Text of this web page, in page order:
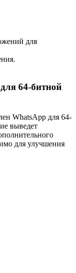
для
64-битной
WhatsApp для 64-
выведет
для улучшения